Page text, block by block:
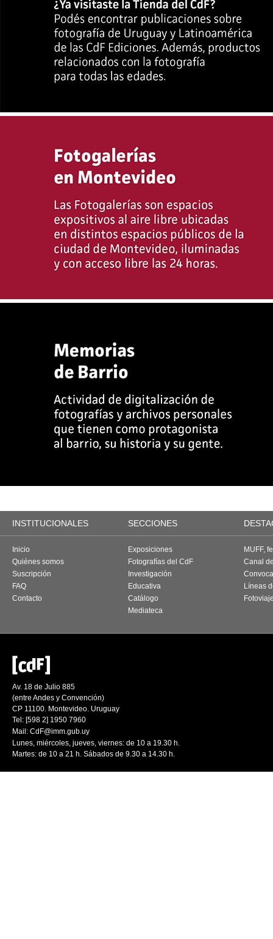
INSTITUCIONALES SECCIONES
Inicio
Quiénes somos
Suscripción
FAQ
Contacto
Exposiciones
Fotografías del CdF
Investigación
Educativa
Catálogo
Mediateca
MUFF,
Canal
Líneas
Av. 18 de Julio 885
(entre Andes y Convención)
CP 11100. Montevideo. Uruguay
Tel: [598 2] 1950 7960
Mail: CdF@imm.gub.uy
Lunes, miércoles, jueves, viernes: de 10 a 19.30 h.
Martes: de 10 a 21 h. Sábados de 9.30 a 14.30 h.